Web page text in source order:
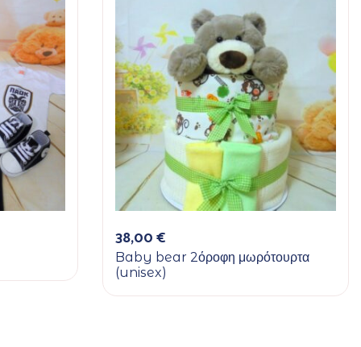
38,00€
Baby bear 2όροφη μωρότουρτα
(unisex)